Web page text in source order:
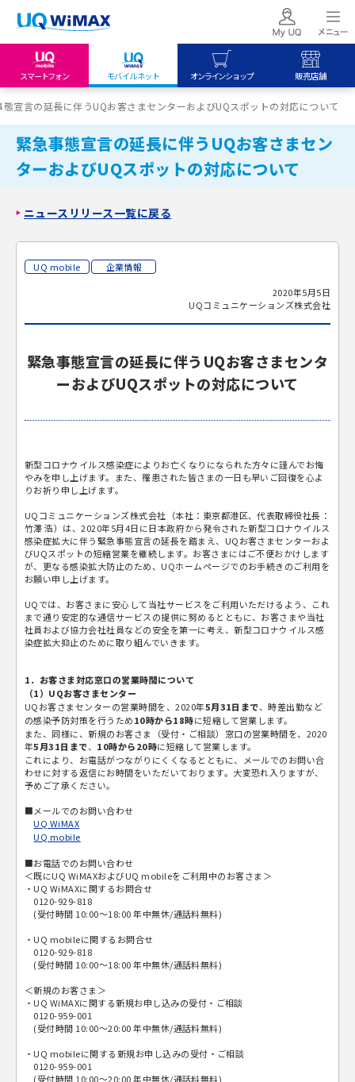
スマートフォン モバイルネット オンラインショップ 販売店舗
my UQ WiMAX
UQ WiMAX ご契約の方
My UQ mobile
UQ mobile ご契約の方
UQ mobile
UQ mobile
オンラインショップ
UQ WiMAX
オンラインショップ
UQ mobile
販売店舗
UQ WiMAX
販売店舗
態宣言の延長に伴うUQお客さまセンターおよびUQスポットの対応について
緊急事態宣言の延長に伴うUQお客さまセン
ターおよびUQスポットの対応について
ニュースリリース一覧に戻る
UQ mobile
企業情報
2020年5月5日
UQコミュニケーションズ株式会社
緊急事態宣言の延長に伴うUQお客さまセンタ
ーおよびUQスポットの対応について
新型コロナウイルス感染症によりお亡くなりになられた方々に謹んでお悔
やみを申し上げます。また、罹患された皆さまの一日も早いご回復を心よ
りお祈り申し上げます。
UQコミュニケーションズ株式会社（本社：東京都港区、代表取締役社長：
竹澤 浩）は、2020年5月4日に日本政府から発令された新型コロナウイルス
感染症拡大に伴う緊急事態宣言の延長を踏まえ、UQお客さまセンターおよ
びUQスポットの短縮営業を継続します。お客さまにはご不便おかけします
が、更なる感染拡大防止のため、UQホームページでのお手続きのご利用を
お願い申し上げます。
UQでは、お客さまに安心して当社サービスをご利用いただけるよう、これ
まで通り安定的な通信サービスの提供に努めるとともに、お客さまや当社
社員および協力会社社員などの安全を第一に考え、新型コロナウイルス感
染症拡大抑止のために取り組んでいきます。
1．お客さま対応窓口の営業時間について
（1）UQお客さまセンター
UQお客さまセンターの営業時間を、2020年5月31日まで、時差出勤など
の感染予防対策を行うため10時から18時に短縮して営業します。
また、同様に、新規のお客さま（受付・ご相談）窓口の営業時間を、2020
年5月31日まで、 10時から20時に短縮して営業します。
これにより、お電話がつながりにくくなるとともに、メールでのお問い合
わせに対する返信にお時間をいただいております。大変恐れ入りますが、
予めご了承ください。
■メールでのお問い合わせ
UQ WiMAX
UQ mobile
■お電話でのお問い合わせ
＜既にUQ WiMAXおよびUQ mobileをご利用中のお客さま＞
・UQ WiMAXに関するお問合せ
0120-929-818
(受付時間 10:00～18:00 年中無休/通話料無料)
・UQ mobileに関するお問合せ
0120-929-818
(受付時間 10:00～18:00 年中無休/通話料無料)
＜新規のお客さま＞
・UQ WiMAXに関する新規お申し込みの受付・ご相談
0120-959-001
(受付時間 10:00～20:00 年中無休/通話料無料)
・UQ mobileに関する新規お申し込みの受付・ご相談
0120-959-001
(受付時間 10:00～20:00 年中無休/通話料無料)